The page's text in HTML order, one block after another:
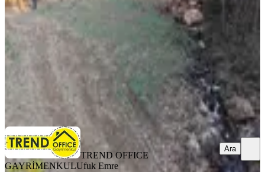
1.339/m² 20.04.2026
TREND OFFICE GAYRİMENKUL Ufuk Emre
Ara
TREND OFFICE
GAYRİMENKULUfuk Emre
Ara